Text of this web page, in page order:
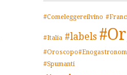
#Comeleggereilvino
#Italia #labels
#Spumanti